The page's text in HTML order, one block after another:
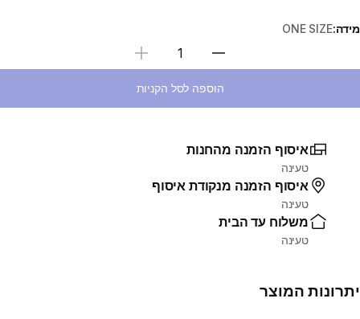
מידה:ONE SIZE
בחירת כמות
הוספה לסל הקניות
איסוף הזמנה מהחנות
טעינה
איסוף הזמנה מנקודת איסוף
טעינה
משלוח עד הבית
טעינה
יתרונות המוצר